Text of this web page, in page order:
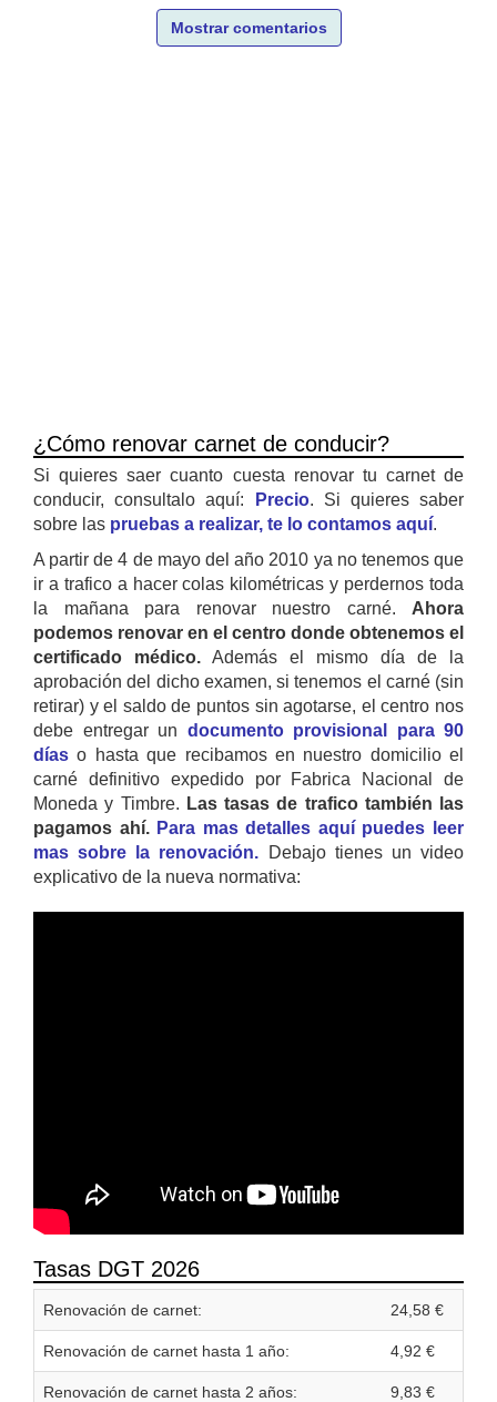
Mostrar comentarios
¿Cómo renovar carnet de conducir?
Si quieres saer cuanto cuesta renovar tu carnet de
conducir, consultalo aquí:
Precio. Si quieres saber
sobre las pruebas a realizar, te lo contamos aquí.
A partir de 4 de mayo del año 2010 ya no tenemos que
ir a trafico a hacer colas kilométricas y perdernos toda
la mañana para renovar nuestro carné. Ahora
podemos renovar en el centro donde obtenemos el
certificado médico. Además el mismo día de la
aprobación del dicho examen, si tenemos el carné (sin
retirar) y el saldo de puntos sin agotarse, el centro nos
debe entregar un documento provisional para 90
días o hasta que recibamos en nuestro domicilio el
carné definitivo expedido por Fabrica Nacional de
Moneda y Timbre. Las tasas de trafico también las
pagamos ahí. Para mas detalles aquí puedes leer
mas sobre la renovación. Debajo tienes un video
explicativo de la nueva normativa:
Tasas DGT 2026
Renovación de carnet: 24,58 €
Renovación de carnet hasta 1 año: 4,92 €
Renovación de carnet hasta 2 años: 9,83 €